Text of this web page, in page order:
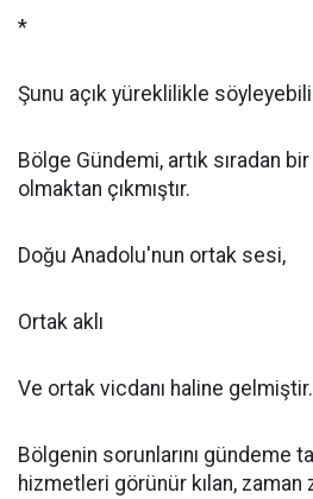
*
Şunu açık yüreklilikle
Bölge Gündemi, artık sıradan
olmaktan çıkmıştır.
Doğu Anadolu'nun ortak sesi,
Ortak aklı
Ve ortak vicdanı haline gelmiştir.
Bölgenin sorunlarını gündeme
hizmetleri görünür kılan, zaman